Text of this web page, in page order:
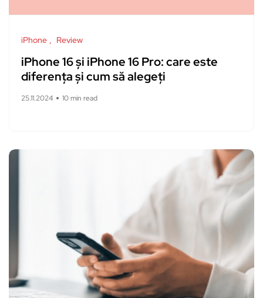
iPhone Review
iPhone 16 și iPhone 16 Pro: care este
diferența și cum să alegeți
25.11.2024 10 min read